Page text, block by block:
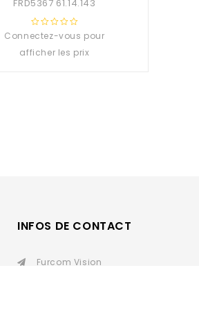
FRD5367 61.14.143
0
Connectez-vous pour
afficher les prix
INFOS DE CONTACT
Furcom Vision